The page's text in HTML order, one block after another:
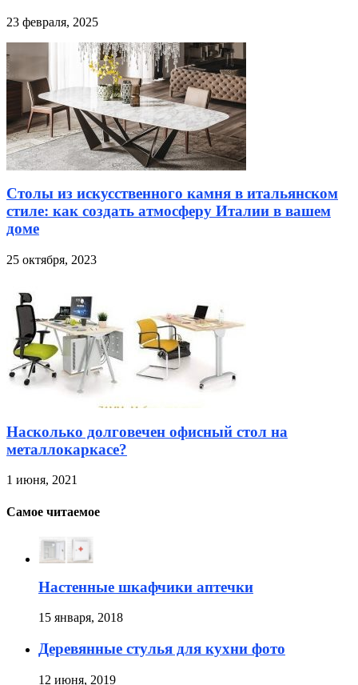
23 февраля, 2025
Столы из искусственного камня в итальянском
стиле: как создать атмосферу Италии в вашем
доме
25 октября, 2023
Насколько долговечен офисный стол на
металлокаркасе?
1 июня, 2021
Самое читаемое
Настенные шкафчики аптечки
15 января, 2018
Деревянные стулья для кухни фото
12 июня, 2019